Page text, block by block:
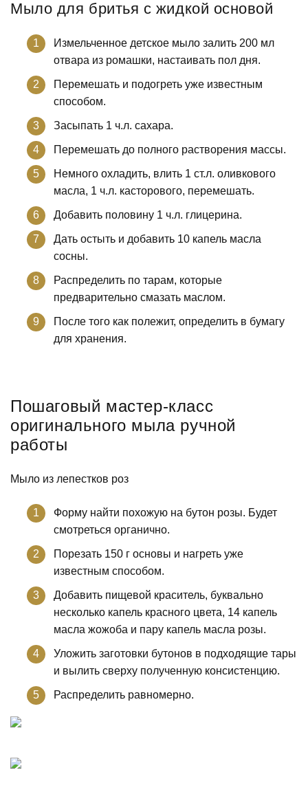
Мыло для бритья с жидкой основой
Измельченное детское мыло залить 200 мл
отвара из ромашки, настаивать пол дня.
Перемешать и подогреть уже известным
способом.
Засыпать 1 ч.л. сахара.
Перемешать до полного растворения массы.
Немного охладить, влить 1 ст.л. оливкового
масла, 1 ч.л. касторового, перемешать.
Добавить половину 1 ч.л. глицерина.
Дать остыть и добавить 10 капель масла
сосны.
Распределить по тарам, которые
предварительно смазать маслом.
После того как полежит, определить в бумагу
для хранения.
Пошаговый мастер-класс
оригинального мыла ручной
работы
Мыло из лепестков роз
Форму найти похожую на бутон розы. Будет
смотреться органично.
Порезать 150 г основы и нагреть уже
известным способом.
Добавить пищевой краситель, буквально
несколько капель красного цвета, 14 капель
масла жожоба и пару капель масла розы.
Уложить заготовки бутонов в подходящие тары
и вылить сверху полученную консистенцию.
Распределить равномерно.